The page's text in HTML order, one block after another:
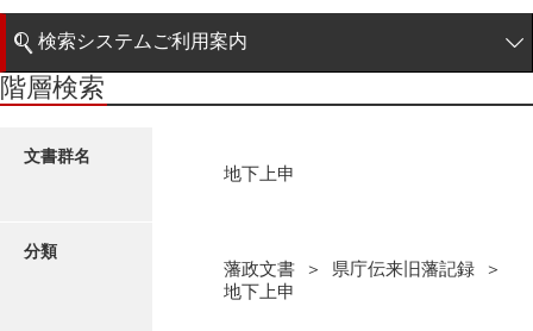
県庁伝来旧藩記録
寛文期差出証文
階層検索
検索システムご利用案内
検索システムの利用について
更新履歴
階層検索
文書群名
地下上申
分類
藩政文書 ＞ 県庁伝来旧藩記録 ＞
地下上申